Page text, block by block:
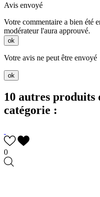
Avis envoyé
Votre commentaire a bien été
modérateur l'aura approuvé.
ok
Votre avis ne peut être envoyé
ok
10 autres produits
catégorie :
0